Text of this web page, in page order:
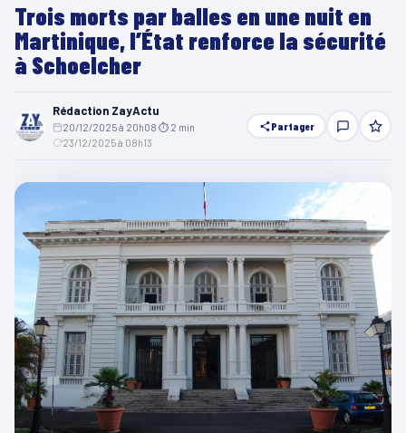
Trois morts par balles en une nuit en
Martinique, l’État renforce la sécurité
à Schoelcher
Rédaction ZayActu
20/12/2025 à 20h08 ⏱ 2 min
23/12/2025 à 08h13
Partager